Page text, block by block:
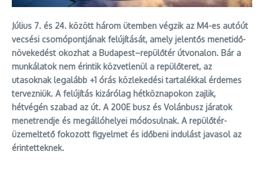
Július 7. és 24. között három ütemben végzik az M4-es autóút
vecsési csomópontjának felújítását, amely jelentős menetidő-
növekedést okozhat a Budapest–repülőtér útvonalon. Bár a
munkálatok nem érintik közvetlenül a repülőteret, az
utasoknak legalább +1 órás közlekedési tartalékkal érdemes
tervezniük. A felújítás kizárólag hétköznapokon zajlik,
hétvégén szabad az út. A 200E busz és Volánbusz járatok
menetrendje és megállóhelyei módosulnak. A repülőtér-
üzemeltető fokozott figyelmet és időbeni indulást javasol az
érintetteknek.